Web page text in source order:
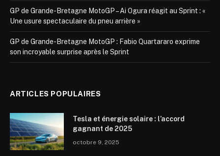
GP de Grande-Bretagne MotoGP – Ai Ogura réagit au Sprint : «
Une usure spectaculaire du pneu arrière »
GP de Grande-Bretagne MotoGP : Fabio Quartararo exprime
son incroyable surprise après le Sprint
ARTICLES POPULAIRES
Tesla et énergie solaire : l’accord
gagnant de 2025
octobre 9, 2025